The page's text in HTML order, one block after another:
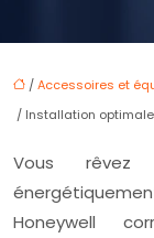
/Accessoires et
/ Installation
Vous rêvez
Honeywell